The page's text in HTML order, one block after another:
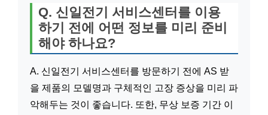
Q. 신일전기 서비스센터를 이용
하기 전에 어떤 정보를 미리 준비
해야 하나요?
A. 신일전기 서비스센터를 방문하기 전에 AS 받
을 제품의 모델명과 구체적인 고장 증상을 미리 파
악해두는 것이 좋습니다. 또한, 무상 보증 기간 이